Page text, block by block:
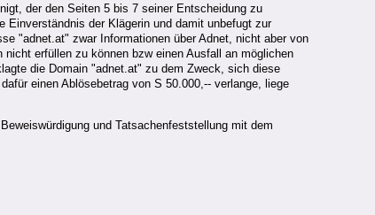
der den Seiten 5 bis 7 seiner Entscheidung zu
Einverständnis der Klägerin und damit unbefugt zur
"adnet.at" zwar Informationen über Adnet, nicht aber von
erfüllen zu können bzw einen Ausfall an möglichen
die Domain "adnet.at" zu dem Zweck, sich diese
einen Ablösebetrag von S 50.000,-- verlange, liege
und Tatsachenfeststellung mit dem